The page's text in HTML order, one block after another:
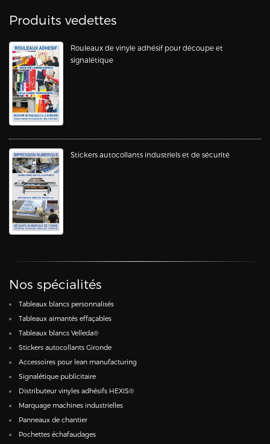
Produits vedettes
Rouleaux de vinyle adhésif pour découpe et
signalétique
Stickers autocollants industriels et de sécurité
Nos spécialités
Tableaux blancs personnalisés
Tableaux aimantés effaçables
Tableaux blancs Velleda®
Stickers autocollants Gironde
Accessoires pour lean manufacturing
Signalétique publicitaire
Distributeur vinyles adhésifs HEXIS®
Marquage machines industrielles
Panneaux de chantier
Pochettes échafaudages